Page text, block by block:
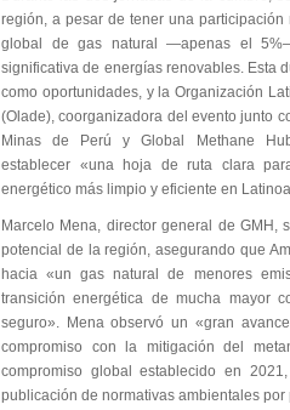
región, a pesar de tener una
global de gas natural —apenas el
significativa de energías renovables. Esta
como oportunidades, y la Organización
(Olade), coorganizadora del evento junto
Minas de Perú y Global Methane
establecer «una hoja de ruta clara
energético más limpio y eficiente en
Marcelo Mena, director general de GMH,
potencial de la región, asegurando que
hacia «un gas natural de menores
transición energética de mucha mayor
seguro». Mena observó un «gran
compromiso con la mitigación del
compromiso global establecido en
publicación de normativas ambientales por